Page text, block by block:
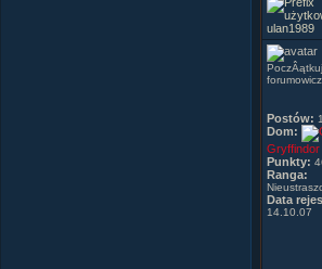
ulan1989
forumowicz
Postów:
Dom:
Gryffindor
Punkty:
Ranga:
Data
14.10.07